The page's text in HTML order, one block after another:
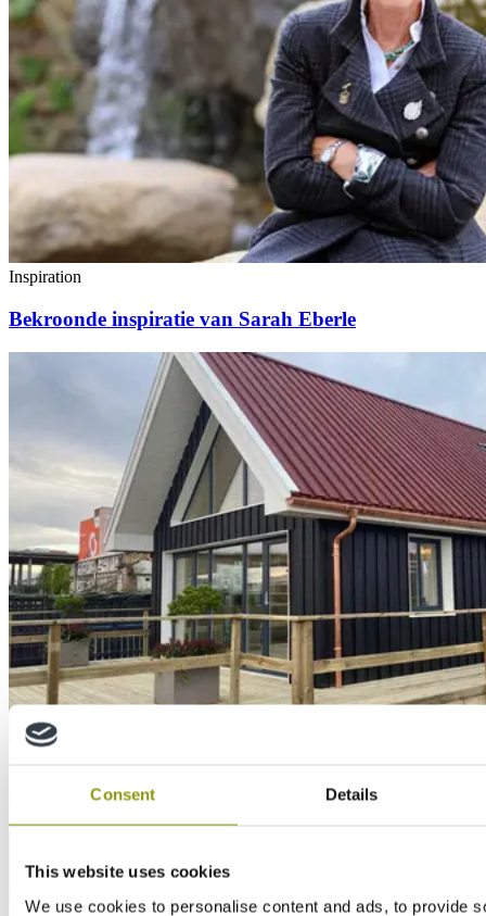
Consent Details
This website uses cookies
We use cookies to personalise content and ads, to provide
Inspiration
Bekroonde inspiratie van Sarah Eberle
Dat was het - Een terugblik op COP26